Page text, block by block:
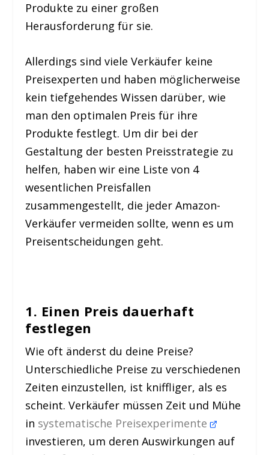
Produkte zu einer großen
Herausforderung für sie.
Allerdings sind viele Verkäufer keine
Preisexperten und haben möglicherweise
kein tiefgehendes Wissen darüber, wie
man den optimalen Preis für ihre
Produkte festlegt. Um dir bei der
Gestaltung der besten Preisstrategie zu
helfen, haben wir eine Liste von 4
wesentlichen Preisfallen
zusammengestellt, die jeder Amazon-
Verkäufer vermeiden sollte, wenn es um
Preisentscheidungen geht.
1. Einen Preis dauerhaft
festlegen
Wie oft änderst du deine Preise?
Unterschiedliche Preise zu verschiedenen
Zeiten einzustellen, ist kniffliger, als es
scheint. Verkäufer müssen Zeit und Mühe
in systematische Preisexperimente
investieren, um deren Auswirkungen auf